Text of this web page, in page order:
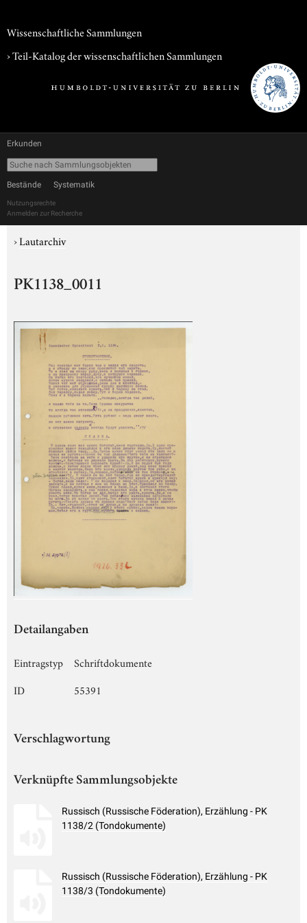
Wissenschaftliche Sammlungen
› Teil-Katalog der wissenschaftlichen Sammlungen
Erkunden
Bestände Systematik
Nutzungsrechte
Anmelden zur Recherche
›Lautarchiv
PK1138_0011
Detailangaben
Eintragstyp
Schriftdokumente
ID
55391
Verschlagwortung
Verknüpfte Sammlungsobjekte
Russisch (Russische Föderation), Erzählung - PK
1138/2 (Tondokumente)
Russisch (Russische Föderation), Erzählung - PK
1138/3 (Tondokumente)